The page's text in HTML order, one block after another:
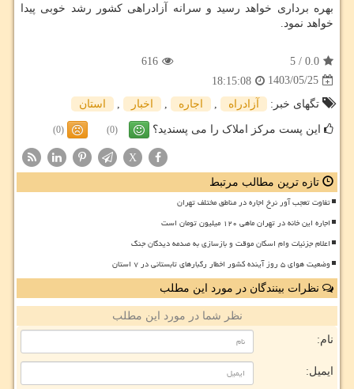
بهره برداری خواهد رسید و سرانه آزادراهی کشور رشد خوبی پیدا
خواهد نمود.
0.0
/
5
616
1403/05/25
18:15:08
تگهای خبر:
آزادراه اجاره اخبار استان
این پست مرکز املاک را می پسندید؟ (0)
(0)
X
تازه ترین مطالب مرتبط
تفاوت تعجب آور نرخ اجاره در مناطق مختلف تهران
اجاره این خانه در تهران ماهی ۱۲۰ میلیون تومان است
اعلام جزئیات وام اسکان موقت و بازسازی به صدمه دیدگان جنگ
وضعیت هوای ۵ روز آینده کشور اخطار رگبارهای تابستانی در ۷ استان
نظرات بینندگان در مورد این مطلب
نظر شما در مورد این مطلب
نام:
ایمیل: